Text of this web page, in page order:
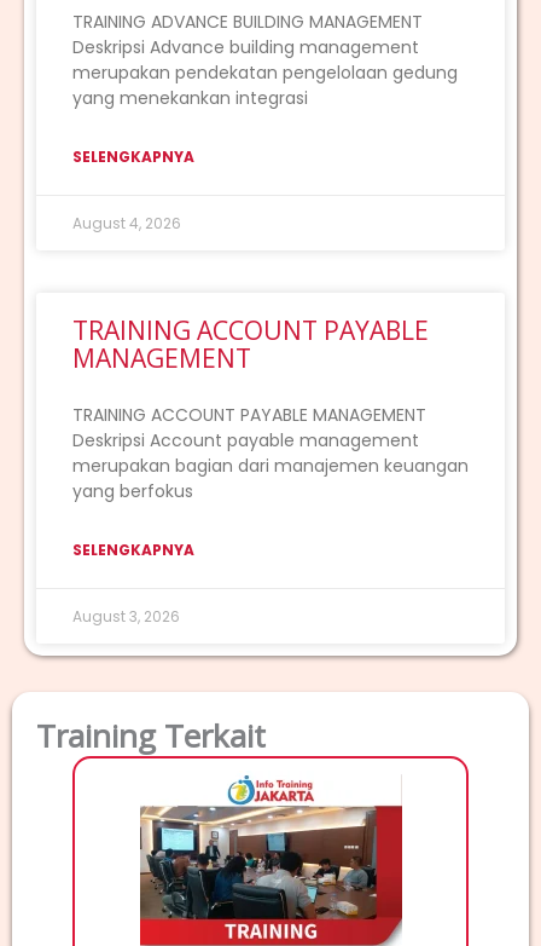
TRAINING ADVANCE BUILDING MANAGEMENT
Deskripsi Advance building management
merupakan pendekatan pengelolaan gedung
yang menekankan integrasi
SELENGKAPNYA
August 4, 2026
TRAINING ACCOUNT PAYABLE
MANAGEMENT
TRAINING ACCOUNT PAYABLE MANAGEMENT
Deskripsi Account payable management
merupakan bagian dari manajemen keuangan
yang berfokus
SELENGKAPNYA
August 3, 2026
Training Terkait